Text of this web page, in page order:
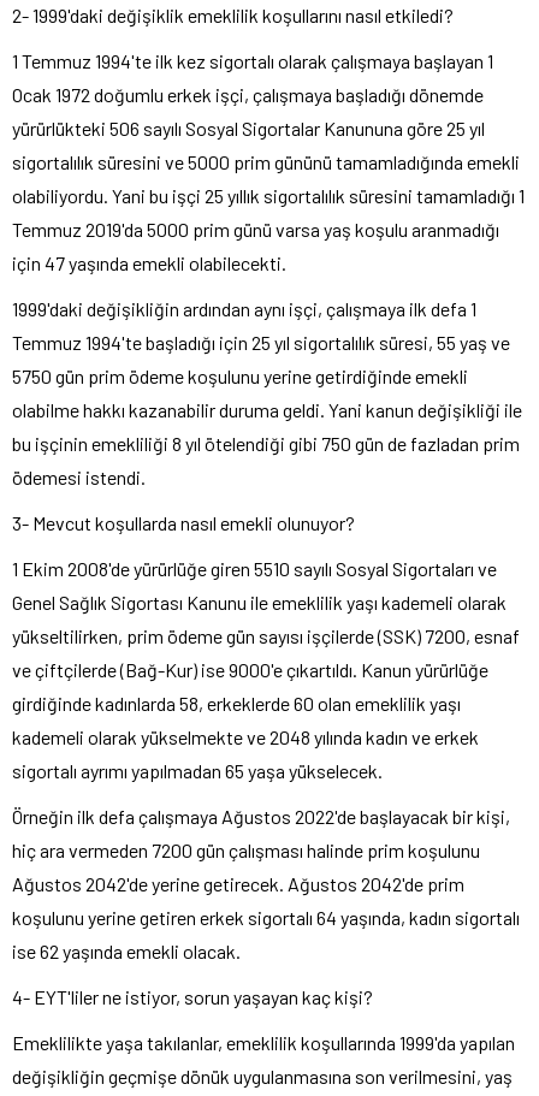
2- 1999'daki değişiklik emeklilik koşullarını nasıl etkiledi?
1 Temmuz 1994'te ilk kez sigortalı olarak çalışmaya başlayan 1
Ocak 1972 doğumlu erkek işçi, çalışmaya başladığı dönemde
yürürlükteki 506 sayılı Sosyal Sigortalar Kanununa göre 25 yıl
sigortalılık süresini ve 5000 prim gününü tamamladığında emekli
olabiliyordu. Yani bu işçi 25 yıllık sigortalılık süresini tamamladığı 1
Temmuz 2019'da 5000 prim günü varsa yaş koşulu aranmadığı
için 47 yaşında emekli olabilecekti.
1999'daki değişikliğin ardından aynı işçi, çalışmaya ilk defa 1
Temmuz 1994'te başladığı için 25 yıl sigortalılık süresi, 55 yaş ve
5750 gün prim ödeme koşulunu yerine getirdiğinde emekli
olabilme hakkı kazanabilir duruma geldi. Yani kanun değişikliği ile
bu işçinin emekliliği 8 yıl ötelendiği gibi 750 gün de fazladan prim
ödemesi istendi.
3- Mevcut koşullarda nasıl emekli olunuyor?
1 Ekim 2008'de yürürlüğe giren 5510 sayılı Sosyal Sigortaları ve
Genel Sağlık Sigortası Kanunu ile emeklilik yaşı kademeli olarak
yükseltilirken, prim ödeme gün sayısı işçilerde (SSK) 7200, esnaf
ve çiftçilerde (Bağ-Kur) ise 9000'e çıkartıldı. Kanun yürürlüğe
girdiğinde kadınlarda 58, erkeklerde 60 olan emeklilik yaşı
kademeli olarak yükselmekte ve 2048 yılında kadın ve erkek
sigortalı ayrımı yapılmadan 65 yaşa yükselecek.
Örneğin ilk defa çalışmaya Ağustos 2022'de başlayacak bir kişi,
hiç ara vermeden 7200 gün çalışması halinde prim koşulunu
Ağustos 2042'de yerine getirecek. Ağustos 2042'de prim
koşulunu yerine getiren erkek sigortalı 64 yaşında, kadın sigortalı
ise 62 yaşında emekli olacak.
4- EYT'liler ne istiyor, sorun yaşayan kaç kişi?
Emeklilikte yaşa takılanlar, emeklilik koşullarında 1999'da yapılan
değişikliğin geçmişe dönük uygulanmasına son verilmesini, yaş